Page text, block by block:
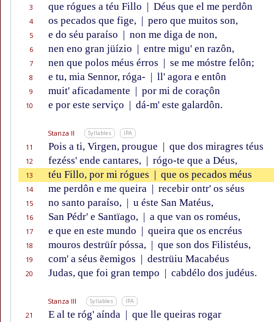
3 que rógues a téu Fillo | Déus que el me perdôn
4 os pecados que fige, | pero que muitos son,
5 e do séu paraíso | non me diga de non,
6 nen eno gran jüízio | entre migu' en razôn,
7 nen que polos méus érros | se me móstre felôn;
8 e tu, mia Sennor, róga- | ll' agora e entôn
9 muit' aficadamente | por mi de coraçôn
10 e por este serviço | dá-m' este galardôn.
Stanza II Syllables IPA
11 Pois a ti, Virgen, prougue | que dos miragres téus
12 fezéss' ende cantares, | rógo-te que a Déus,
13 téu Fillo, por mi rógues | que os pecados méus
14 me perdôn e me queira | recebir ontr' os séus
15 no santo paraíso, | u éste San Matéus,
16 San Pédr' e Santïago, | a que van os roméus,
17 e que en este mundo | queira que os encréus
18 mouros destrüír póssa, | que son dos Filistéus,
19 com' a séus ẽemigos | destrüiu Macabéus
20 Judas, que foi gran tempo | cabdélo dos judéus.
Stanza III Syllables IPA
21 E al te róg' aínda | que lle queiras rogar